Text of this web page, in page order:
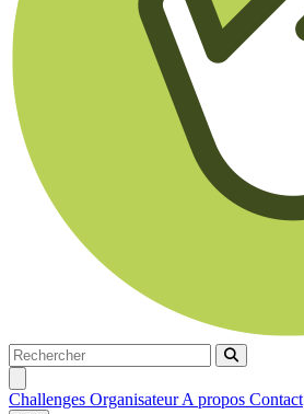
Rechercher
Rechercher
Challenges OrganisateurA propos Contact